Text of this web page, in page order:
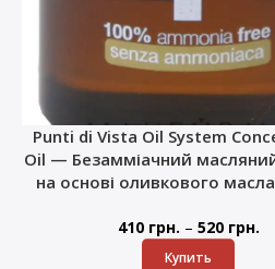
Punti di Vista Oil System
Oil — Безамміачний
на основі оливкового
410 грн. – 520 грн.
Купить